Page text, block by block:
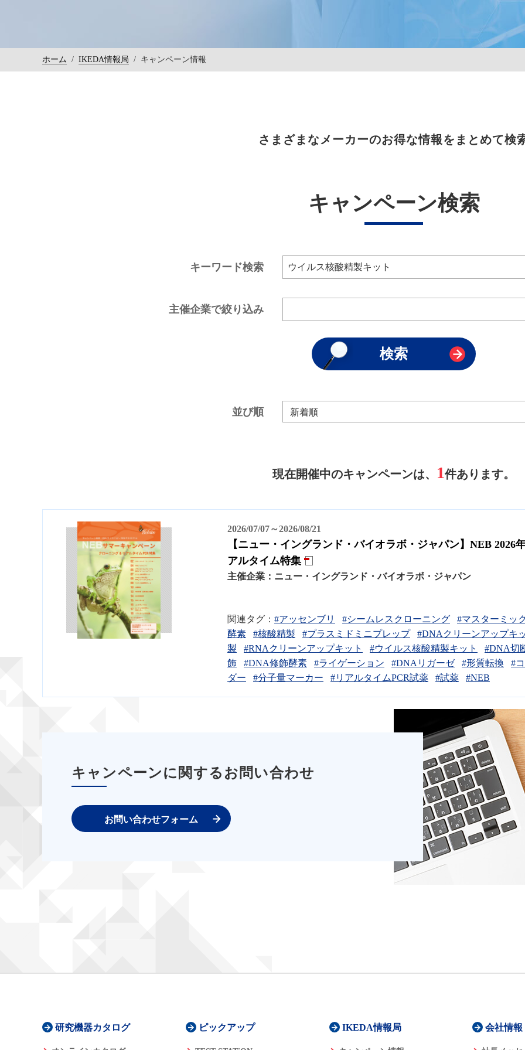
ホーム / IKEDA情報局 / キャンペーン情報
さまざまなメーカーのお得な情報をまとめて検
キャンペーン検索
キーワード検索
主催企業で絞り込み
並び順
現在開催中のキャンペーンは、 1件あります。
2026/07/07～2026/08/21
【ニュー・イングランド・バイオラボ・ジャパン】NEB
アルタイム特集
主催企業： ニュー・イングランド・バイオラボ・ジャパン
関連タグ： #アッセンブリ #シームレスクローニング
#マスターミッ
酵素
#核酸精製 #プラスミドミニプレップ
#DNAクリーンアップキ
製
#RNAクリーンアップキット #ウイルス核酸精製キット
#DNA切
飾
#DNA修飾酵素 #ライゲーション #DNAリガーゼ #形質転換
#
ダー
#分子量マーカー #リアルタイムPCR試薬 #試薬 #NEB
キャンペーンに関するお問い合わせ
お問い合わせフォーム
研究機器カタログ ピックアップ IKEDA情報局 会社情報